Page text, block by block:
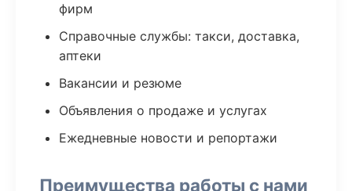
фирм
Справочные службы: такси, доставка,
аптеки
Вакансии и резюме
Объявления о продаже и услугах
Ежедневные новости и репортажи
Преимущества работы с нами